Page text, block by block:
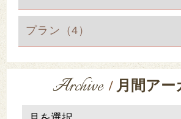
プラン（4）
Archive / 月間アー